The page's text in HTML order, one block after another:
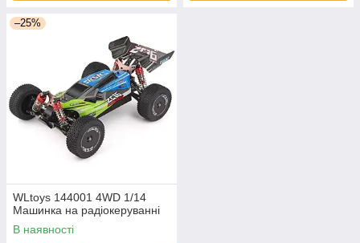
–25%
WLtoys 144001 4WD 1/14
Машинка на радіокеруванні
В наявності